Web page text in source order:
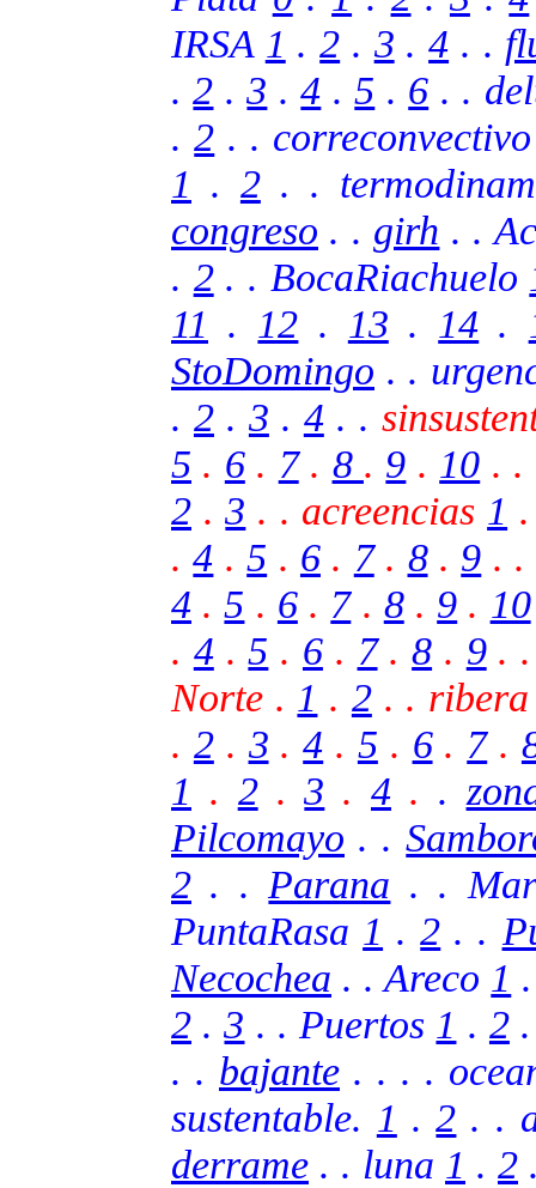
IRSA 1 .2 . 3 .4 . .
.2 .3 .4 .5 . 6 . .
.2 . .
1 . 2. .
congreso . . girh . .
. 2. . BocaRiachuelo
11 . 12 . 13 . 14 .
StoDomingo . .
. 2. 3 . 4. .
5 . 6. 7. 8 . 9 . 10 . .
2 .3 . . acreencias 1
.4 .5 . 6. 7. 8. 9 . .
4 .5 . 6. 7. 8. 9 . 10
. 4.5 . 6. 7.8 . 9.
Norte . 1 . 2. .
. 2. 3 . 4 . 5 . 6. 7.
1 . 2.3 .4 . .
Pilcomayo . .
2 . . Parana . .
PuntaRasa 1 .2 . .
Necochea . . Areco 1
2 .3 . . Puertos 1 . 2.
. . bajante . . . .
sustentable. 1 .2 . .
derrame . . luna 1 . 2